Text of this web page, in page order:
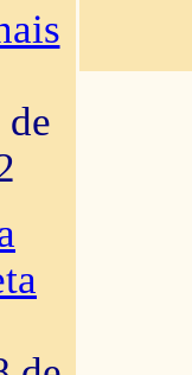
de